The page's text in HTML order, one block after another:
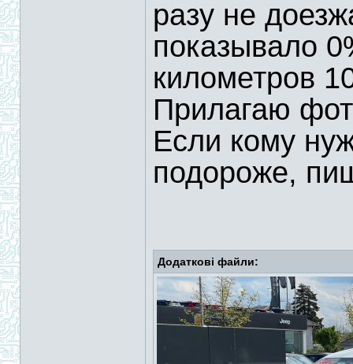
разу не
показывало
километров
Прилагаю
Если кому
подороже,
Додаткові файли: